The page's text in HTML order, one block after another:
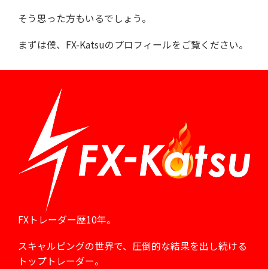
そう思った方もいるでしょう。
まずは僕、FX-Katsuのプロフィールをご覧ください。
FXトレーダー歴10年。
スキャルピングの世界で、 圧倒的な結果を出し続ける
トップトレーダー。